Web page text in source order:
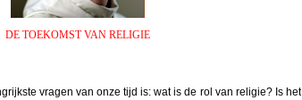
DE TOEKOMST VAN RELIGIE
vragen van onze tijd is: wat is de rol van religie? Is het